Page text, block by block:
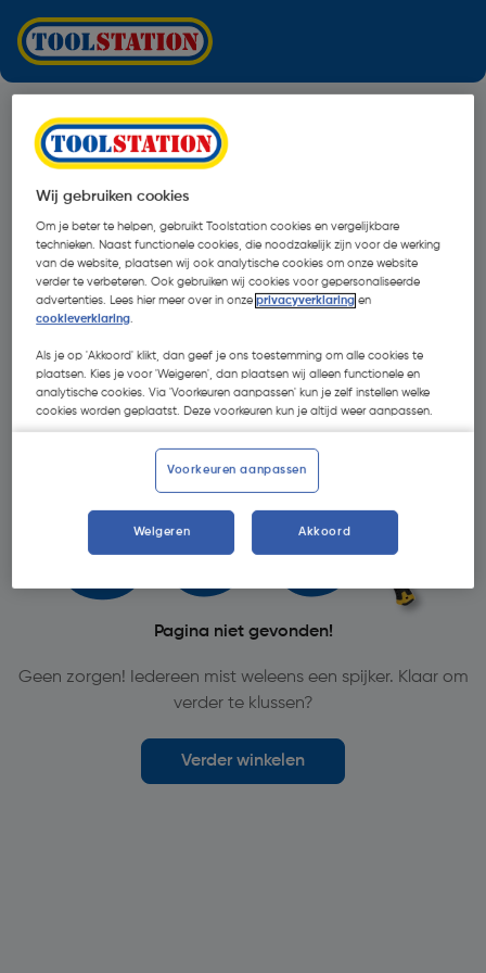
Oops!
Pagina niet gevonden!
Geen zorgen! Iedereen mist weleens een spijker. Klaar om
verder te klussen?
Verder winkelen
Wij gebruiken cookies
Om je beter te helpen, gebruikt Toolstation cookies en vergelijkbare
technieken. Naast functionele cookies, die noodzakelijk zijn voor de werking
van de website, plaatsen wij ook analytische cookies om onze website
verder te verbeteren. Ook gebruiken wij cookies voor gepersonaliseerde
advertenties. Lees hier meer over in onzeprivacyverklaring en
cookieverklaring.
Als je op 'Akkoord' klikt, dan geef je ons toestemming om alle cookies te
plaatsen. Kies je voor 'Weigeren', dan plaatsen wij alleen functionele en
analytische cookies. Via 'Voorkeuren aanpassen' kun je zelf instellen welke
cookies worden geplaatst. Deze voorkeuren kun je altijd weer aanpassen.
Voorkeuren aanpassen
Weigeren Akkoord